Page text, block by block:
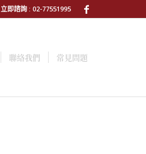
立即諮詢 : 02-77551995
聯絡我們 常見問題